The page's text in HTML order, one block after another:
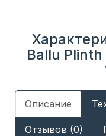
Ballu
Описание
Отзывов (0)